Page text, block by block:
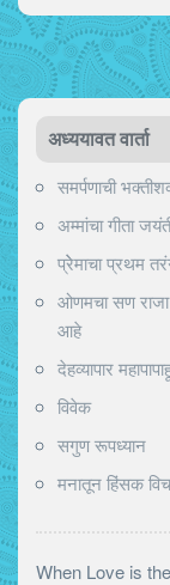
अध्ययावत वार्ता
समर्पणाची
अम्मांचा गीता
प्रेेमाचा प्रथम
ओणमचा सण
आहे
देहव्यापार
विवेक
सगुण रूपध्यान
मनातून हिंसक
When Love is